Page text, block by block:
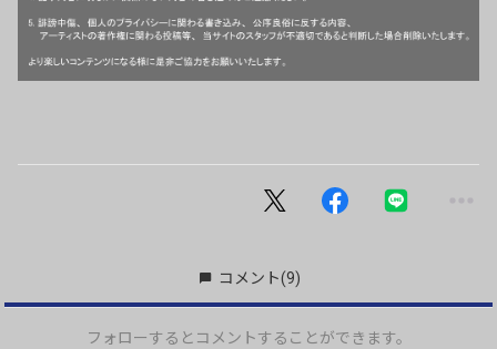
コメント(9)
フォローするとコメントすることができます。